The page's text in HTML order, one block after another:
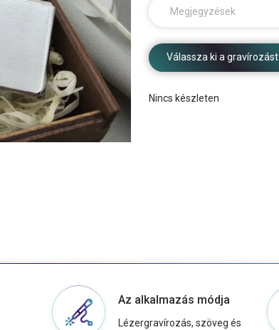
Megjegyzések
Válassza ki a gravírozást
Nincs készleten
Az alkalmazás módja
Lézergravírozás, szöveg és